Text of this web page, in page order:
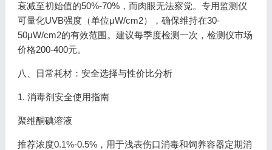
衰减至初始值的50%-70%，而肉眼无法察觉。专用监测仪
可量化UVB强度（单位μW/cm2），确保维持在30-
50μW/cm2的有效范围。建议每季度检测一次，检测仪市场
价格200-400元。
八、日常耗材：安全选择与性价比分析
1. 消毒剂安全使用指南
聚维酮碘溶液
推荐浓度0.1%-0.5%，用于浅表伤口消毒和饲养容器定期消